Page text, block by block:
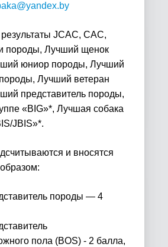
@yandex.by
JCAC, САС,
породы, Лучший щенок
юниор породы, Лучший
породы, Лучший ветеран
представитель породы,
«BIG»*, Лучшая собака
JBIS»*.
и вносятся
породы — 4
пола (BOS) - 2 балла,